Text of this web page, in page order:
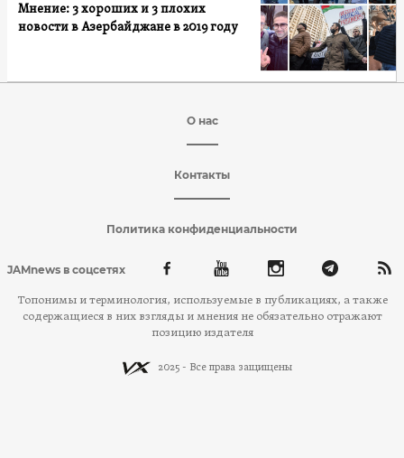
Мнение: 3 хороших и 3 плохих
новости в Азербайджане в 2019 году
О нас
Контакты
Политика конфиденциальности
JAMnews в соцсетях
Топонимы и терминология, используемые в публикациях, а также
содержащиеся в них взгляды и мнения не обязательно отражают
позицию издателя
2025 - Все права защищены